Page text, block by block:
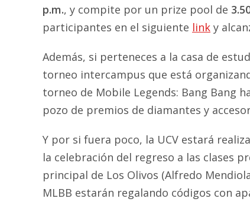
p.m., y compite por un prize pool de
participantes en el siguiente link y
Además, si perteneces a la casa de
torneo intercampus que está
torneo de Mobile Legends: Bang Bang
pozo de premios de diamantes y
Y por si fuera poco, la UCV estará
la celebración del regreso a las clases
principal de Los Olivos (Alfredo
MLBB estarán regalando códigos con